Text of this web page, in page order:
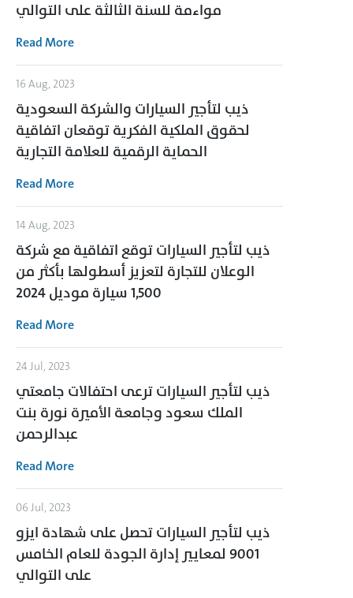
مواءمة للسنة الثالثة على التوالي
Read More
16 Aug, 2023
ذيب لتأجير السيارات والشركة السعودية
لحقوق الملكية الفكرية توقعان اتفاقية
الحماية الرقمية للعلامة التجارية
Read More
14 Aug, 2023
ذيب لتأجير السيارات توقع اتفاقية مع شركة
الوعلان للتجارة لتعزيز أسطولها بأكثر من
1,500 سيارة موديل 2024
Read More
24 Jul, 2023
ذيب لتأجير السيارات ترعى احتفالات جامعتي
الملك سعود وجامعة الأميرة نورة بنت
عبدالرحمن
Read More
06 Jul, 2023
ذيب لتأجير السيارات تحصل على شهادة ايزو
9001 لمعايير إدارة الجودة للعام الخامس
على التوالي